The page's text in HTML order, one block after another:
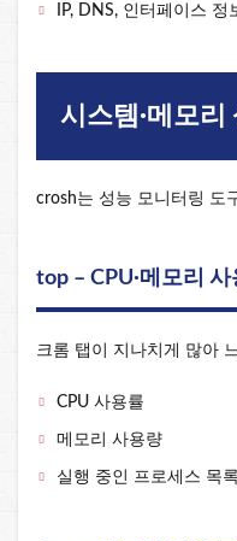
IP, DNS, 인터페이스 정
시스템·메모리
crosh는 성능 모니터링 도
top – CPU·메모리
크롬 탭이 지나치게 많아
CPU 사용률
메모리 사용량
실행 중인 프로세스 목